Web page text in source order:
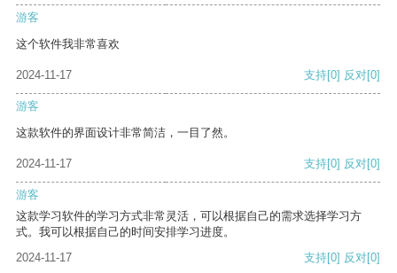
游客
这个软件我非常喜欢
2024-11-17 支持[0] 反对[0]
游客
这款软件的界面设计非常简洁，一目了然。
2024-11-17 支持[0] 反对[0]
游客
这款学习软件的学习方式非常灵活，可以根据自己的需求选择学习方
式。我可以根据自己的时间安排学习进度。
2024-11-17
支持[0] 反对[0]